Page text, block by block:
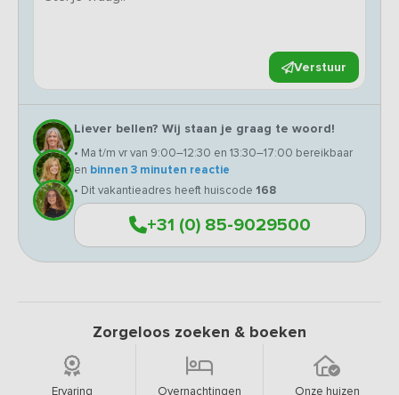
Verstuur
Liever bellen? Wij staan je graag te woord!
• Ma t/m vr van 9:00–12:30 en 13:30–17:00 bereikbaar
en binnen 3 minuten reactie
• Dit vakantieadres heeft huiscode 168
+31 (0) 85-9029500
Zorgeloos zoeken & boeken
Ervaring Overnachtingen Onze huizen